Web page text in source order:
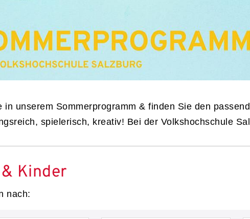
in unserem Sommerprogramm & finden Sie den
spielerisch, kreativ! Bei der Volkshochschule
Kinder
nach: